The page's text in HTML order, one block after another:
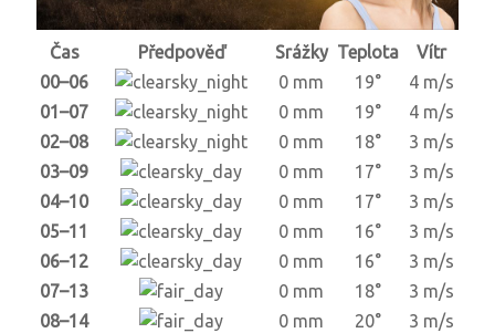
Čas Předpověď Srážky Teplota
Vítr
00–06
0 mm 19°
4 m/s
01–07
0 mm 19°
4 m/s
02–08
0 mm 18°
3 m/s
03–09
0 mm 17°
3 m/s
04–10
0 mm 17°
3 m/s
05–11
0 mm 16°
3 m/s
06–12
0 mm 16°
3 m/s
07–13
0 mm 18°
3 m/s
08–14
0 mm 20°
3 m/s